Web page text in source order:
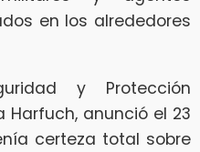
en los alrededores
y Protección
Harfuch, anunció el 23
certeza total sobre